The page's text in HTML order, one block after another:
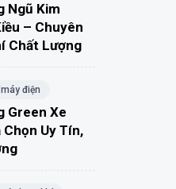
Ngũ Kim
– Chuyên
Chất Lượng
điện
Green Xe
Chọn Uy Tín,